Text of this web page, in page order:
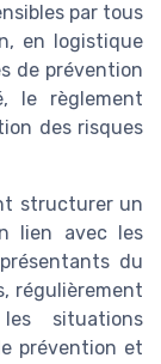
par tous
en logistique
de prévention
le règlement
des risques
structurer un
lien avec les
du
régulièrement
situations
prévention et